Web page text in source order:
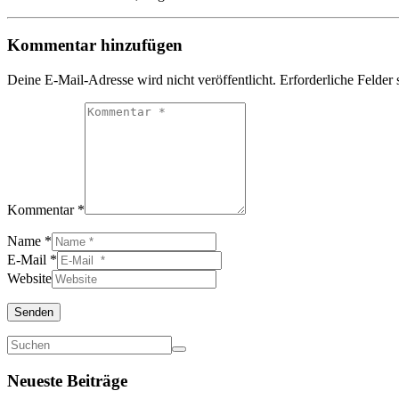
Kommentar hinzufügen
Deine E-Mail-Adresse wird nicht veröffentlicht. Erforderliche Felder
Kommentar *
Name *
E-Mail *
Website
Senden
Neueste Beiträge